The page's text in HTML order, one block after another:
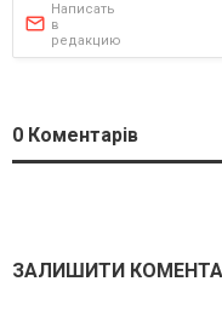
Написать
в
редакцию
0 Коментарів
ЗАЛИШИТИ